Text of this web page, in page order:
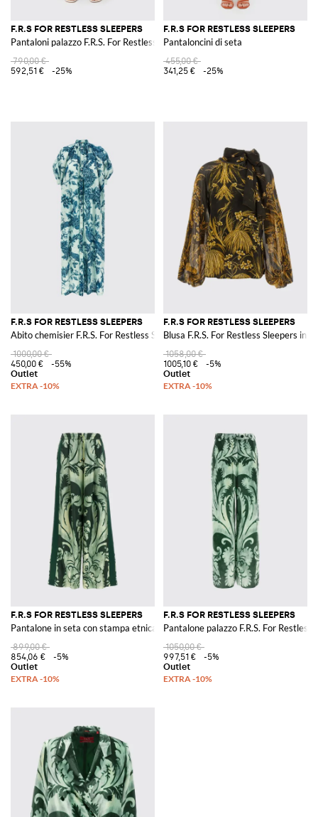
F.R.S FOR RESTLESS SLEEPERS
Pantaloni palazzo F.R.S. For Restless Sleepers in seta con stampa tropicale
790,00 €
592,51 €
-25%
F.R.S FOR RESTLESS SLEEPERS
Pantaloncini di seta
455,00 €
341,25 €
-25%
F.R.S FOR RESTLESS SLEEPERS
Abito chemisier F.R.S. For Restless Sleepers in cotone stampato
1000,00 €
450,00 €
-55%
F.R.S FOR RESTLESS SLEEPERS
Blusa F.R.S. For Restless Sleepers in
1058,00 €
1005,10 €
-5%
F.R.S FOR RESTLESS SLEEPERS
Pantalone in seta con stampa etnica
899,00 €
854,06 €
-5%
F.R.S FOR RESTLESS SLEEPERS
Pantalone palazzo F.R.S. For
1050,00 €
997,51 €
-5%